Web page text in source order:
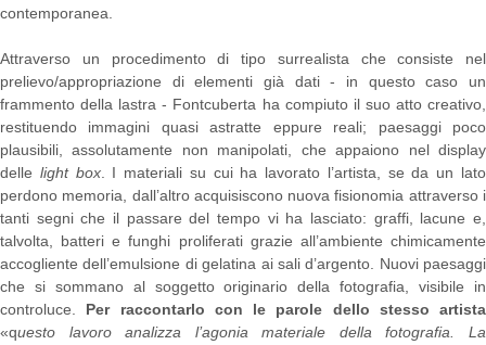
contemporanea.
Attraverso un procedimento di tipo surrealista che consiste nel
prelievo/appropriazione di elementi già dati - in questo caso un
frammento della lastra - Fontcuberta ha compiuto il suo atto creativo,
restituendo immagini quasi astratte eppure reali; paesaggi poco
plausibili, assolutamente non manipolati, che appaiono nel display
delle light box. I materiali su cui ha lavorato l’artista, se da un lato
perdono memoria, dall’altro acquisiscono nuova fisionomia attraverso i
tanti segni che il passare del tempo vi ha lasciato: graffi, lacune e,
talvolta, batteri e funghi proliferati grazie all’ambiente chimicamente
accogliente dell’emulsione di gelatina ai sali d’argento. Nuovi paesaggi
che si sommano al soggetto originario della fotografia, visibile in
controluce.
Per raccontarlo con le parole dello stesso artista
«questo lavoro analizza l’agonia materiale della fotografia. La